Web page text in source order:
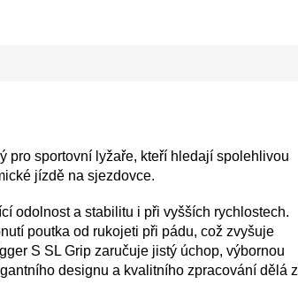
pro sportovní lyžaře, kteří hledají spolehlivou
jízdě na sjezdovce.
odolnost a stabilitu i při vyšších rychlostech.
poutka od rukojeti při pádu, což zvyšuje
S SL Grip zaručuje jistý úchop, výbornou
designu a kvalitního zpracování dělá z